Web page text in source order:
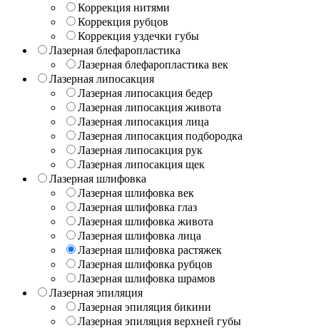
Коррекция нитями
Коррекция рубцов
Коррекция уздечки губы
Лазерная блефаропластика
Лазерная блефаропластика век
Лазерная липосакция
Лазерная липосакция бедер
Лазерная липосакция живота
Лазерная липосакция лица
Лазерная липосакция подбородка
Лазерная липосакция рук
Лазерная липосакция щек
Лазерная шлифовка
Лазерная шлифовка век
Лазерная шлифовка глаз
Лазерная шлифовка живота
Лазерная шлифовка лица
Лазерная шлифовка растяжек
Лазерная шлифовка рубцов
Лазерная шлифовка шрамов
Лазерная эпиляция
Лазерная эпиляция бикини
Лазерная эпиляция верхней губы